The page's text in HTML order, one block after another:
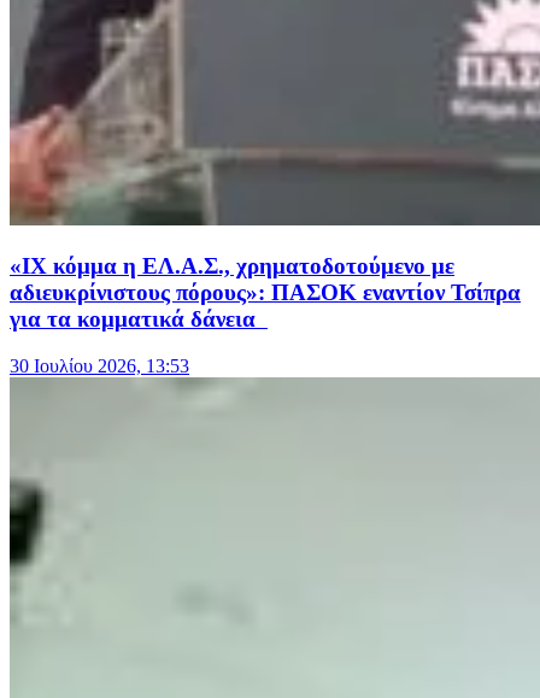
«ΙΧ κόμμα η ΕΛ.Α.Σ., χρηματοδοτούμενο με
αδιευκρίνιστους πόρους»: ΠΑΣΟΚ εναντίον Τσίπρα
για τα κομματικά δάνεια
30 Ιουλίου 2026, 13:53